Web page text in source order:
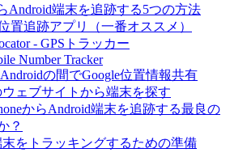
Android端末を追跡する5つの方法
置追跡アプリ（一番オススメ）
- GPSトラッカー
Number Tracker
の間でGoogle位置情報共有
ウェブサイトから端末を探す
からAndroid端末を追跡する最良の
？
末をトラッキングするための準備